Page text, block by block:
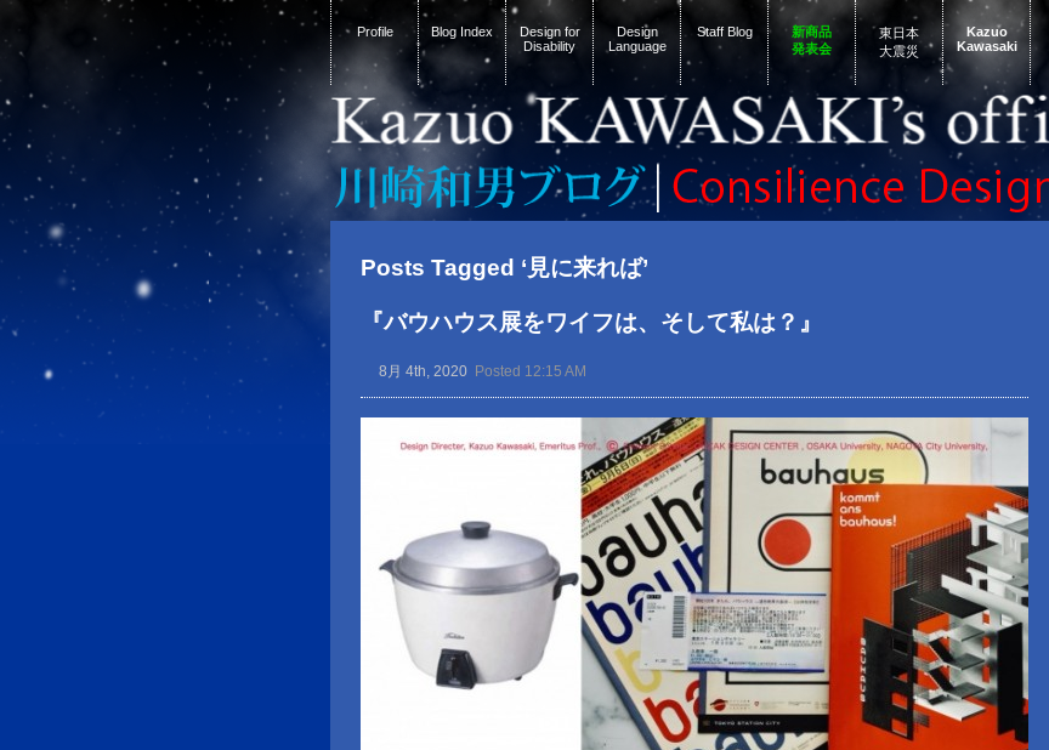
Profile Blog Index
Design for
Disability
Design
Language
Staff Blog
新商品
発表会
東日本
大震災
Kazuo
Kawasaki
Posts Tagged ‘見に来れば’
『バウハウス展をワイフは、そして私は？』
8月 4th, 2020 Posted 12:15 AM